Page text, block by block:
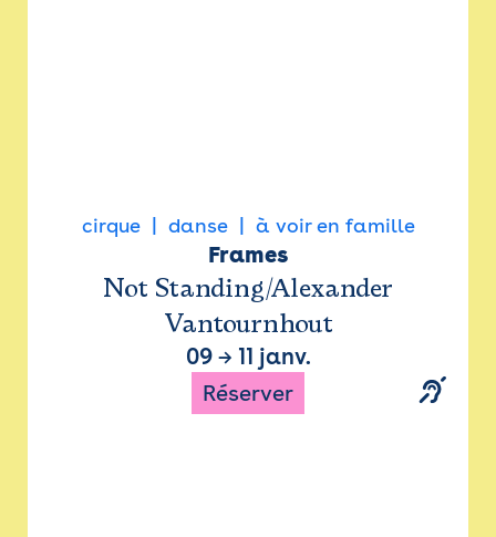
cirque danse à voir en famille
Frames
Not Standing/Alexander
Vantournhout
09→ 11 janv.
Réserver